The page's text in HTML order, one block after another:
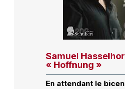
Samuel
« Hoffnung »
En attendant le